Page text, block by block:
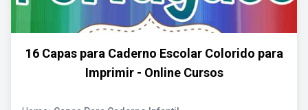
16 Capas para Caderno Escolar Colorido para
Imprimir - Online Cursos